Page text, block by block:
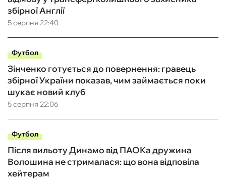
5 серпня 22:40
збірної Англії
Футбол
5 серпня 22:06
Зінченко готується до повернення: гравець
збірної України показав, чим займається поки
шукає новий клуб
Футбол
Після вильоту Динамо від ПАОКа дружина
Волошина не стрималася: що вона відповіла
хейтерам